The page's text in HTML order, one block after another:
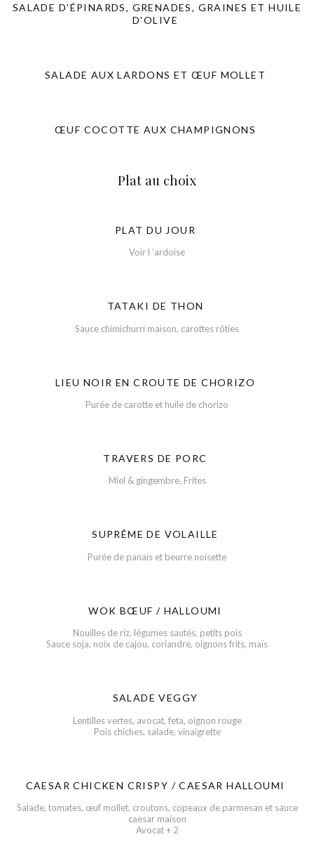
SALADE D'ÉPINARDS, GRENADES, GRAINES ET HUILE
D'OLIVE
SALADE AUX LARDONS ET ŒUF MOLLET
ŒUF COCOTTE AUX CHAMPIGNONS
Plat au choix
PLAT DU JOUR
Voir l ’ardoise
TATAKI DE THON
Sauce chimichurri maison, carottes rôties
LIEU NOIR EN CROUTE DE CHORIZO
Purée de carotte et huile de chorizo
TRAVERS DE PORC
Miel & gingembre, Frites
SUPRÊME DE VOLAILLE
Purée de panais et beurre noisette
WOK BŒUF / HALLOUMI
Nouilles de riz, légumes sautés, petits pois
Sauce soja, noix de cajou, coriandre, oignons frits, maïs
SALADE VEGGY
Lentilles vertes, avocat, feta, oignon rouge
Pois chiches, salade, vinaigrette
CAESAR CHICKEN CRISPY / CAESAR HALLOUMI
Salade, tomates, œuf mollet, croutons, copeaux de parmesan et sauce
caesar maison
Avocat + 2